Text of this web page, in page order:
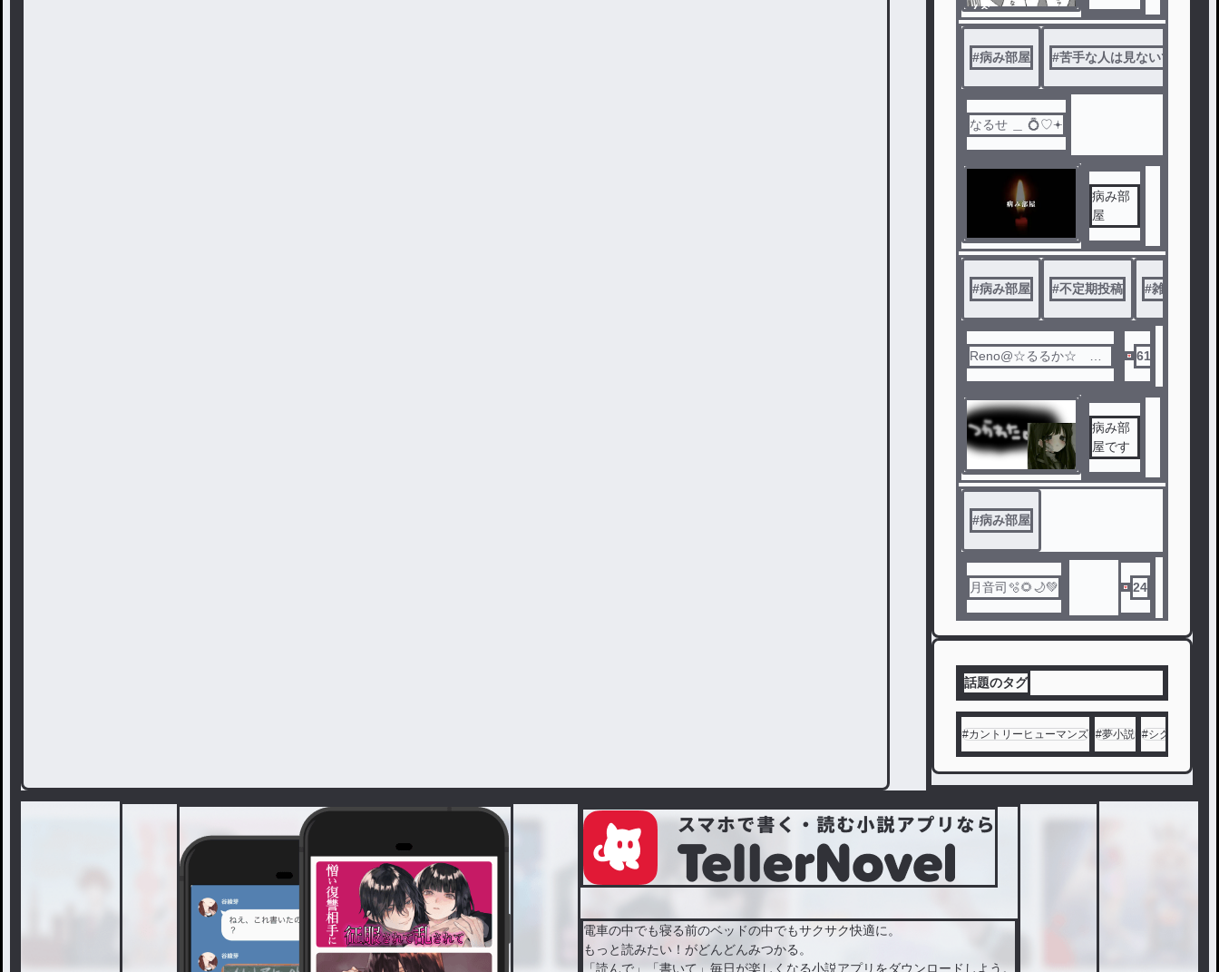
ノベ
ル
#病み部屋 #苦手な人は見ないでね☆
なるせ ＿ 💍♡𖥔
病み部
屋
#病み部屋 #不定期投稿 #雑談
Reno@☆るるか☆ サ
61
病み部
屋です
#病み部屋
月音司🫧🌻🌙💚 24
話題のタグ
#カントリーヒューマンズ #夢小説 #シクフォニ
電車の中でも寝る前のベッドの中でもサクサク快適に。
もっと読みたい！がどんどんみつかる。
「読んで」「書いて」毎日が楽しくなる小説アプリをダウンロードしよう。